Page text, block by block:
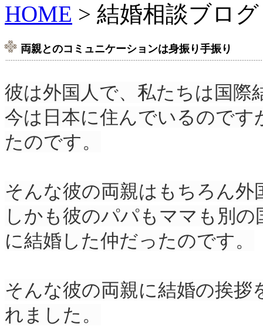
HOME > 結婚相談ブログ
両親とのコミュニケーションは身振り手振り
彼は外国人で、私たちは国際
今は日本に住んでいるので
たのです。
そんな彼の両親はもちろん外
しかも彼のパパもママも別
に結婚した仲だったのです。
そんな彼の両親に結婚の挨
れました。